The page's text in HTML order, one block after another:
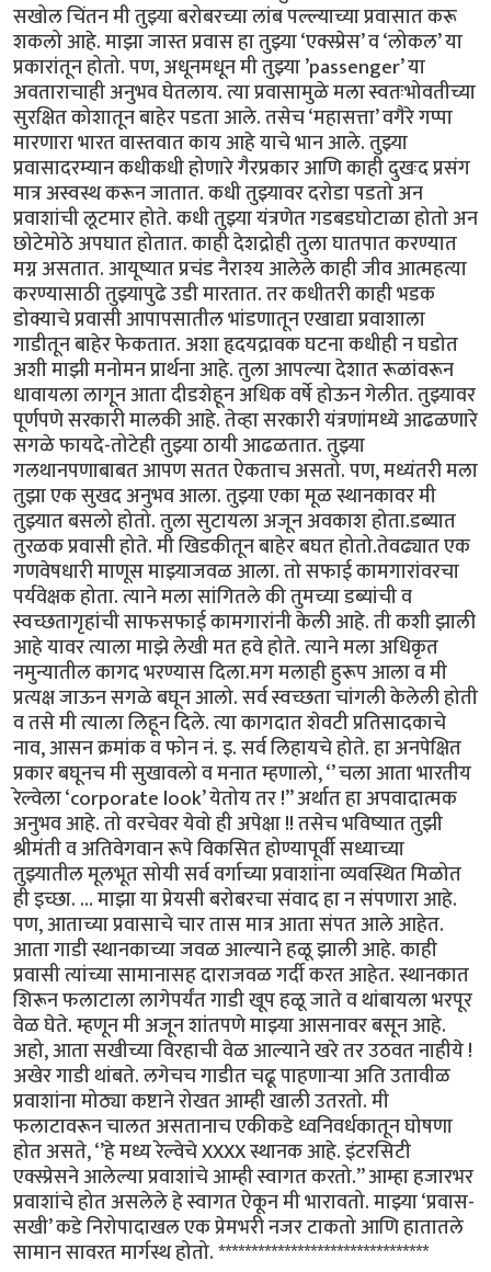
सखोल चिंतन मी तुझ्या बरोबरच्या लांब पल्ल्याच्या प्रवासात करू
शकलो आहे. माझा जास्त प्रवास हा तुझ्या ‘एक्स्प्रेस’ व ‘लोकल’ या
प्रकारांतून होतो. पण, अधूनमधून मी तुझ्या ’passenger’ या
अवताराचाही अनुभव घेतलाय. त्या प्रवासामुळे मला स्वतःभोवतीच्या
सुरक्षित कोशातून बाहेर पडता आले. तसेच ‘महासत्ता’ वगैरे गप्पा
मारणारा भारत वास्तवात काय आहे याचे भान आले. तुझ्या
प्रवासादरम्यान कधीकधी होणारे गैरप्रकार आणि काही दुखःद प्रसंग
मात्र अस्वस्थ करून जातात. कधी तुझ्यावर दरोडा पडतो अन
प्रवाशांची लूटमार होते. कधी तुझ्या यंत्रणेत गडबडघोटाळा होतो अन
छोटेमोठे अपघात होतात. काही देशद्रोही तुला घातपात करण्यात
मग्न असतात. आयूष्यात प्रचंड नैराश्य आलेले काही जीव आत्महत्या
करण्यासाठी तुझ्यापुढे उडी मारतात. तर कधीतरी काही भडक
डोक्याचे प्रवासी आपापसातील भांडणातून एखाद्या प्रवाशाला
गाडीतून बाहेर फेकतात. अशा हृदयद्रावक घटना कधीही न घडोत
अशी माझी मनोमन प्रार्थना आहे. तुला आपल्या देशात रूळांवरून
धावायला लागून आता दीडशेहून अधिक वर्षे होऊन गेलीत. तुझ्यावर
पूर्णपणे सरकारी मालकी आहे. तेव्हा सरकारी यंत्रणांमध्ये आढळणारे
सगळे फायदे-तोटेही तुझ्या ठायी आढळतात. तुझ्या
गलथानपणाबाबत आपण सतत ऐकताच असतो. पण, मध्यंतरी मला
तुझा एक सुखद अनुभव आला. तुझ्या एका मूळ स्थानकावर मी
तुझ्यात बसलो होतो. तुला सुटायला अजून अवकाश होता.डब्यात
तुरळक प्रवासी होते. मी खिडकीतून बाहेर बघत होतो.तेवढ्यात एक
गणवेषधारी माणूस माझ्याजवळ आला. तो सफाई कामगारांवरचा
पर्यवेक्षक होता. त्याने मला सांगितले की तुमच्या डब्यांची व
स्वच्छतागृहांची साफसफाई कामगारांनी केली आहे. ती कशी झाली
आहे यावर त्याला माझे लेखी मत हवे होते. त्याने मला अधिकृत
नमुन्यातील कागद भरण्यास दिला.मग मलाही हुरूप आला व मी
प्रत्यक्ष जाऊन सगळे बघून आलो. सर्व स्वच्छता चांगली केलेली होती
व तसे मी त्याला लिहून दिले. त्या कागदात शेवटी प्रतिसादकाचे
नाव, आसन क्रमांक व फोन नं. इ. सर्व लिहायचे होते. हा अनपेक्षित
प्रकार बघूनच मी सुखावलो व मनात म्हणालो, ‘’ चला आता भारतीय
रेल्वेला ‘corporate look’ येतोय तर !” अर्थात हा अपवादात्मक
अनुभव आहे. तो वरचेवर येवो ही अपेक्षा !! तसेच भविष्यात तुझी
श्रीमंती व अतिवेगवान रूपे विकसित होण्यापूर्वी सध्याच्या
तुझ्यातील मूलभूत सोयी सर्व वर्गाच्या प्रवाशांना व्यवस्थित मिळोत
ही इच्छा. ... माझा या प्रेयसी बरोबरचा संवाद हा न संपणारा आहे.
पण, आताच्या प्रवासाचे चार तास मात्र आता संपत आले आहेत.
आता गाडी स्थानकाच्या जवळ आल्याने हळू झाली आहे. काही
प्रवासी त्यांच्या सामानासह दाराजवळ गर्दी करत आहेत. स्थानकात
शिरून फलाटाला लागेपर्यंत गाडी खूप हळू जाते व थांबायला भरपूर
वेळ घेते. म्हणून मी अजून शांतपणे माझ्या आसनावर बसून आहे.
अहो, आता सखीच्या विरहाची वेळ आल्याने खरे तर उठवत नाहीये !
अखेर गाडी थांबते. लगेचच गाडीत चढू पाहणाऱ्या अति उतावीळ
प्रवाशांना मोठ्या कष्टाने रोखत आम्ही खाली उतरतो. मी
फलाटावरून चालत असतानाच एकीकडे ध्वनिवर्धकातून घोषणा
होत असते, ‘’हे मध्य रेल्वेचे XXXX स्थानक आहे. इंटरसिटी
एक्स्प्रेसने आलेल्या प्रवाशांचे आम्ही स्वागत करतो.’’ आम्हा हजारभर
प्रवाशांचे होत असलेले हे स्वागत ऐकून मी भारावतो. माझ्या ‘प्रवास-
सखी’ कडे निरोपादाखल एक प्रेमभरी नजर टाकतो आणि हातातले
सामान सावरत मार्गस्थ होतो. ********************************